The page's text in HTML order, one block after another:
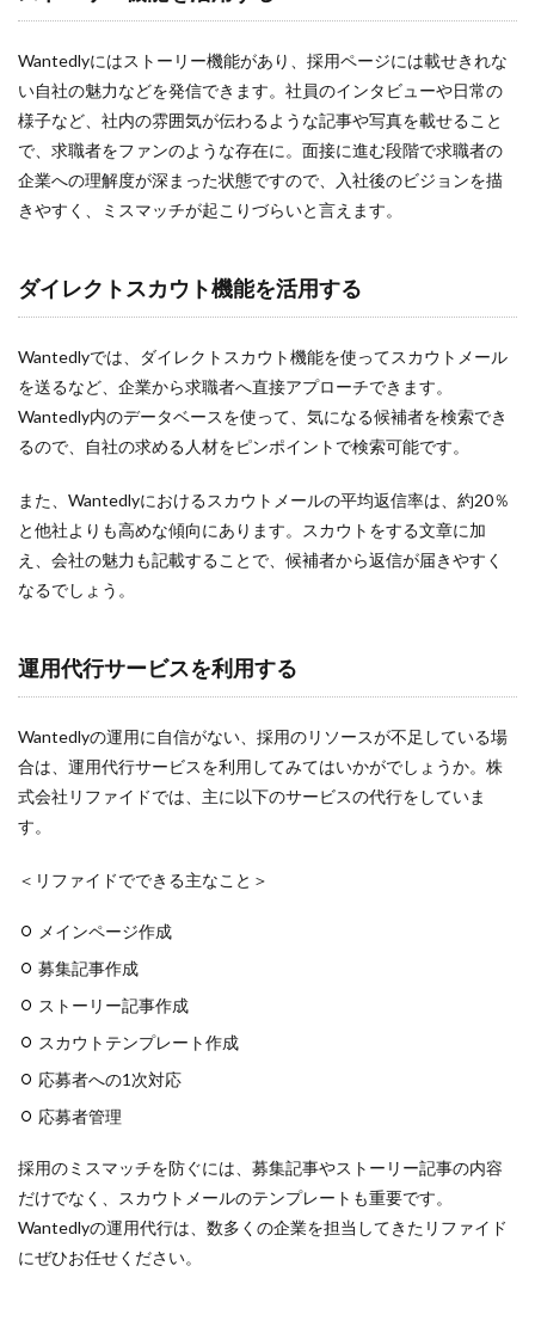
Wantedlyにはストーリー機能があり、採用ページには載せきれな
い自社の魅力などを発信できます。社員のインタビューや日常の
様子など、社内の雰囲気が伝わるような記事や写真を載せること
で、求職者をファンのような存在に。面接に進む段階で求職者の
企業への理解度が深まった状態ですので、入社後のビジョンを描
きやすく、ミスマッチが起こりづらいと言えます。
ダイレクトスカウト機能を活用する
Wantedlyでは、ダイレクトスカウト機能を使ってスカウトメール
を送るなど、企業から求職者へ直接アプローチできます。
Wantedly内のデータベースを使って、気になる候補者を検索でき
るので、自社の求める人材をピンポイントで検索可能です。
また、Wantedlyにおけるスカウトメールの平均返信率は、約20％
と他社よりも高めな傾向にあります。スカウトをする文章に加
え、会社の魅力も記載することで、候補者から返信が届きやすく
なるでしょう。
運用代行サービスを利用する
Wantedlyの運用に自信がない、採用のリソースが不足している場
合は、運用代行サービスを利用してみてはいかがでしょうか。株
式会社リファイドでは、主に以下のサービスの代行をしていま
す。
＜リファイドでできる主なこと＞
メインページ作成
募集記事作成
ストーリー記事作成
スカウトテンプレート作成
応募者への1次対応
応募者管理
採用のミスマッチを防ぐには、募集記事やストーリー記事の内容
だけでなく、スカウトメールのテンプレートも重要です。
Wantedlyの運用代行は、数多くの企業を担当してきたリファイド
にぜひお任せください。